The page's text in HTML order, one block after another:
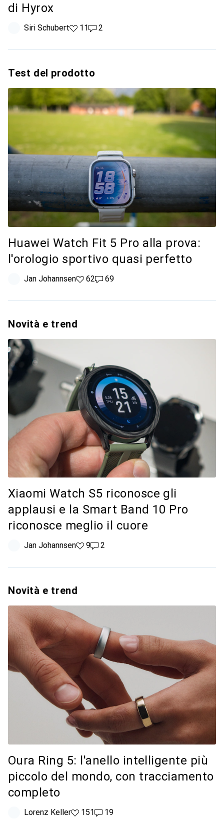
di Hyrox
Siri Schubert11 like
112 commenti
2
Test del prodotto
Huawei Watch Fit 5 Pro alla prova:
l'orologio sportivo quasi perfetto
Jan Johannsen62 like
6269 commenti
69
Novità e trend
Xiaomi Watch S5 riconosce gli
applausi e la Smart Band 10 Pro
riconosce meglio il cuore
Jan Johannsen9 like
92 commenti
2
Novità e trend
Oura Ring 5: l'anello intelligente più
piccolo del mondo, con tracciamento
completo
Lorenz Keller151 like
15119 commenti
19